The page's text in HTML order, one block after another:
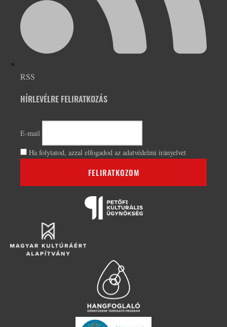
RSS
HÍRLEVÉLRE FELIRATKOZÁS
E-mail
Ha folytatod, azzal elfogadod az adatvédelmi irányelvet